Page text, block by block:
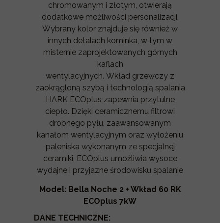
chromowanym i złotym, otwierają
dodatkowe możliwości personalizacji.
Wybrany kolor znajduje się również w
innych detalach kominka, w tym w
misternie zaprojektowanych górnych
kaflach
wentylacyjnych. Wkład grzewczy z
zaokrągloną szybą i technologią spalania
HARK ECOplus zapewnia przytulne
ciepło. Dzięki ceramicznemu filtrowi
drobnego pyłu, zaawansowanym
kanałom wentylacyjnym oraz wyłożeniu
paleniska wykonanym ze specjalnej
ceramiki, ECOplus umożliwia wysoce
wydajne i przyjazne środowisku spalanie
Model: Bella Noche 2 + Wkład 60 RK
ECOplus 7kW
DANE TECHNICZNE: